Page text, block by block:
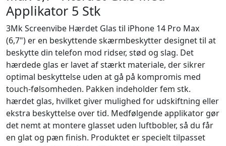
Applikator 5 Stk
3Mk Screenvibe Hærdet Glas til iPhone 14 Pro Max
(6,7") er en beskyttende skærmbeskytter designet til at
beskytte din telefon mod ridser, stød og slag. Det
hærdede glas er lavet af stærkt materiale, der sikrer
optimal beskyttelse uden at gå på kompromis med
touch-følsomheden. Pakken indeholder fem stk.
hærdet glas, hvilket giver mulighed for udskiftning eller
ekstra beskyttelse over tid. Medfølgende applikator gør
det nemt at montere glasset uden luftbobler, så du får
en glat og pæn finish. Produktet er specielt tilpasset